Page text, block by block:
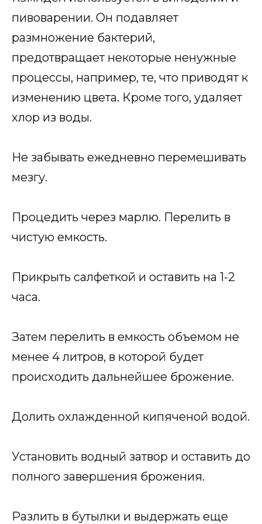
пивоварении. Он подавляет
размножение бактерий,
предотвращает некоторые ненужные
процессы, например, те, что приводят к
изменению цвета. Кроме того, удаляет
хлор из воды.
Не забывать ежедневно перемешивать
мезгу.
Процедить через марлю. Перелить в
чистую емкость.
Прикрыть салфеткой и оставить на 1-2
часа.
Затем перелить в емкость объемом не
менее 4 литров, в которой будет
происходить дальнейшее брожение.
Долить охлажденной кипяченой водой.
Установить водный затвор и оставить до
полного завершения брожения.
Разлить в бутылки и выдержать еще